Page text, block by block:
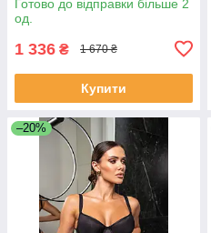
Готово до відправки більше 2
од.
1 336 ₴ 1 670 ₴
Купити
–20%